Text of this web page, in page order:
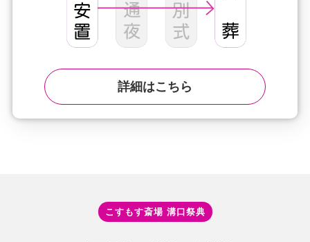
詳細はこちら
こすもす斎場 溝⼝祭典